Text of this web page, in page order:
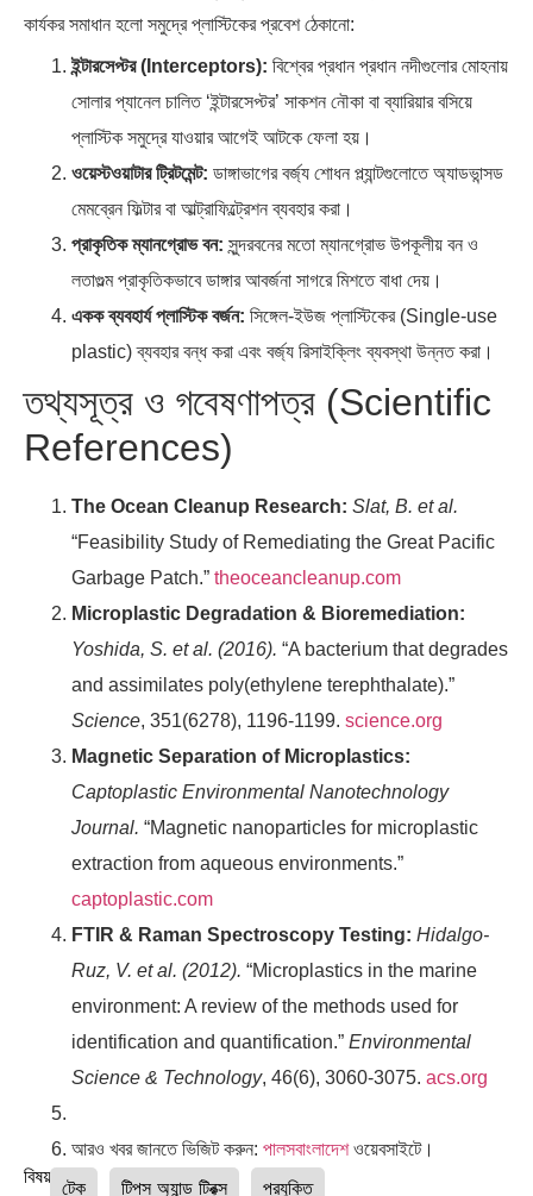
কার্যকর সমাধান হলো সমুদ্রে প্লাস্টিকের প্রবেশ ঠেকানো:
ইন্টারসেপ্টর (Interceptors): বিশ্বের প্রধান প্রধান নদীগুলোর মোহনায়
সোলার প্যানেল চালিত ‘ইন্টারসেপ্টর’ সাকশন নৌকা বা ব্যারিয়ার বসিয়ে
প্লাস্টিক সমুদ্রে যাওয়ার আগেই আটকে ফেলা হয়।
ওয়েস্টওয়াটার ট্রিটমেন্ট: ডাঙ্গাভাগের বর্জ্য শোধন প্ল্যান্টগুলোতে অ্যাডভান্সড
মেমব্রেন ফিল্টার বা আল্ট্রাফিল্ট্রেশন ব্যবহার করা।
প্রাকৃতিক ম্যানগ্রোভ বন: সুন্দরবনের মতো ম্যানগ্রোভ উপকূলীয় বন ও
লতাগুল্ম প্রাকৃতিকভাবে ডাঙ্গার আবর্জনা সাগরে মিশতে বাধা দেয়।
একক ব্যবহার্য প্লাস্টিক বর্জন: সিঙ্গেল-ইউজ প্লাস্টিকের (Single-use
plastic) ব্যবহার বন্ধ করা এবং বর্জ্য রিসাইক্লিং ব্যবস্থা উন্নত করা।
তথ্যসূত্র ও গবেষণাপত্র (Scientific
References)
The Ocean Cleanup Research: Slat, B. et al.
“Feasibility Study of Remediating the Great Pacific
Garbage Patch.” theoceancleanup.com
Microplastic Degradation & Bioremediation:
Yoshida, S. et al. (2016). “A bacterium that degrades
and assimilates poly(ethylene terephthalate).”
Science, 351(6278), 1196-1199. science.org
Magnetic Separation of Microplastics:
Captoplastic Environmental Nanotechnology
Journal. “Magnetic nanoparticles for microplastic
extraction from aqueous environments.”
captoplastic.com
FTIR & Raman Spectroscopy Testing: Hidalgo-
Ruz, V. et al. (2012). “Microplastics in the marine
environment: A review of the methods used for
identification and quantification.” Environmental
Science & Technology, 46(6), 3060-3075. acs.org
আরও খবর জানতে ভিজিট করুন: পালসবাংলাদেশওয়েবসাইটে।
বিষয়ঃ টেক টিপস অ্যান্ড ট্রিক্স প্রযুক্তি